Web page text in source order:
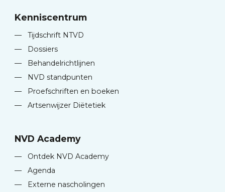
Kenniscentrum
—
Tijdschrift NTVD
—
Dossiers
—
Behandelrichtlijnen
—
NVD standpunten
—
Proefschriften en boeken
—
Artsenwijzer Diëtetiek
NVD Academy
—
Ontdek NVD Academy
—
Agenda
—
Externe nascholingen